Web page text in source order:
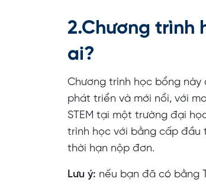
2.Chương trình
ai?
Chương trình học bổng
phát triển và mới nổi, với
STEM tại một trường đại
trình học với bằng cấp đầu
thời hạn nộp đơn.
Lưu ý: nếu bạn đã có bằng